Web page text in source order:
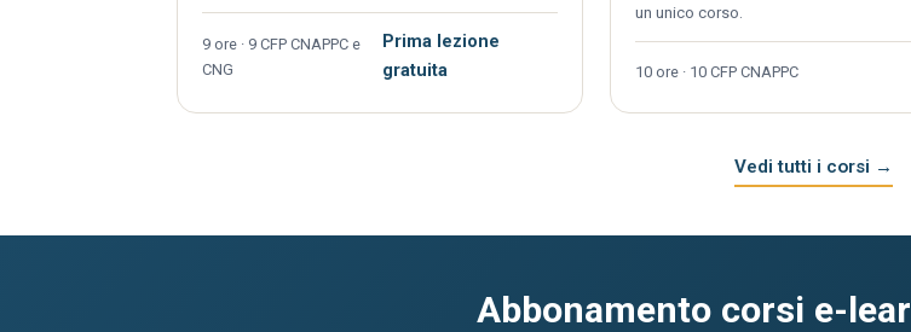
9 ore · 9 CFP CNAPPC e
CNG
Prima lezione
gratuita
un unico corso.
10 ore · 10 CFP CNAPPC
Vedi tutti i corsi →
Abbonamento corsi e-